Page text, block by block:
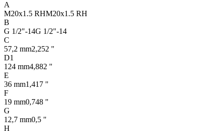
A
M20x1.5 RHM20x1.5 RH
B
G 1/2"-14G 1/2"-14
C
57,2 mm2,252 "
D1
124 mm4,882 "
E
36 mm1,417 "
F
19 mm0,748 "
G
12,7 mm0,5 "
H